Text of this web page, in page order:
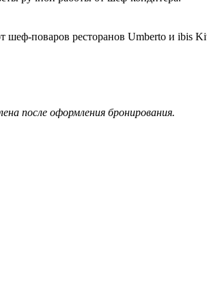
шеф-поваров ресторанов Umberto и ibis
после оформления бронирования.